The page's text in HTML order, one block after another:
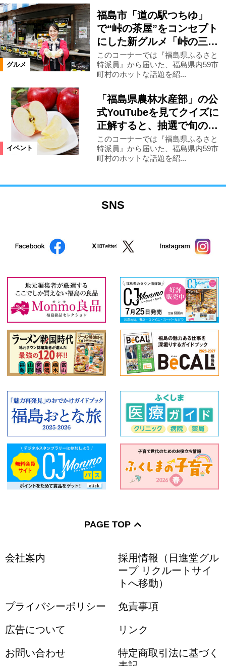
グルメ
福島市「道の駅つちゆ」
で“峠の茶屋”をコンセプト
にした新グルメ「峠の三…
このコーナーでは『福島県ふるさと
特派員』から届いた、福島県内59市
町村のホットな話題を紹...
イベント
「福島県農林水産部」の公
式YouTubeを見てクイズに
正解すると、抽選で旬の…
このコーナーでは『福島県ふるさと
特派員』から届いた、福島県内59市
町村のホットな話題を紹...
SNS
PAGE TOP
会社案内
採用情報（日進堂グル
ープ リクルートサイ
トへ移動）
プライバシーポリシー 免責事項
広告について リンク
お問い合わせ
特定商取引法に基づく